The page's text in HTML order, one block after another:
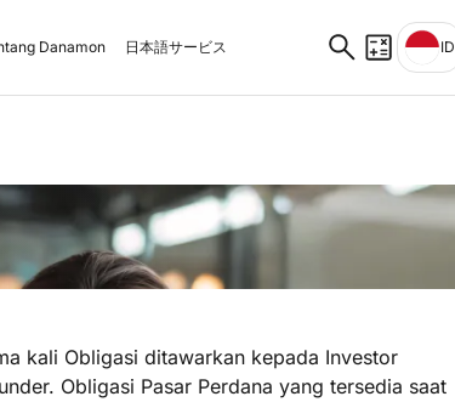
Danamon 日本語サービス ID
kali Obligasi ditawarkan kepada Investor
Obligasi Pasar Perdana yang tersedia saat